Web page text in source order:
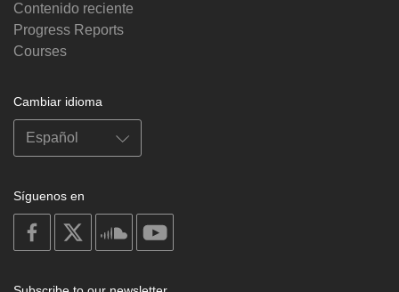
Contenido reciente
Progress Reports
Courses
Cambiar idioma
Síguenos en
on
facebook
soundcloud